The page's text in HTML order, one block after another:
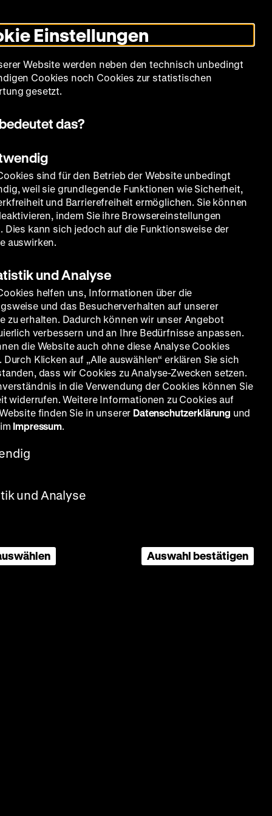
Modus
umschalten
Sprache
Filmreihen Über uns
Einstellungen
Website werden neben den technisch unbedingt
Cookies noch Cookies zur statistischen
gesetzt.
das?
sind für den Betrieb der Website unbedingt
weil sie grundlegende Funktionen wie Sicherheit,
und Barrierefreiheit ermöglichen. Sie können
indem Sie ihre Browsereinstellungen
Dies kann sich jedoch auf die Funktionsweise der
auswirken.
und Analyse
helfen uns, Informationen über die
und das Besucherverhalten auf unserer
zu erhalten. Dadurch können wir unser Angebot
verbessern und an Ihre Bedürfnisse anpassen.
die Website auch ohne diese Analyse Cookies
Durch Klicken auf „Alle auswählen“ erklären Sie sich
dass wir Cookies zu Analyse-Zwecken setzen.
in die Verwendung der Cookies können Sie
widerrufen. Weitere Informationen zu Cookies auf
finden Sie in unserer Datenschutzerklärung und
Impressum.
und Analyse
Auswahl bestätigen